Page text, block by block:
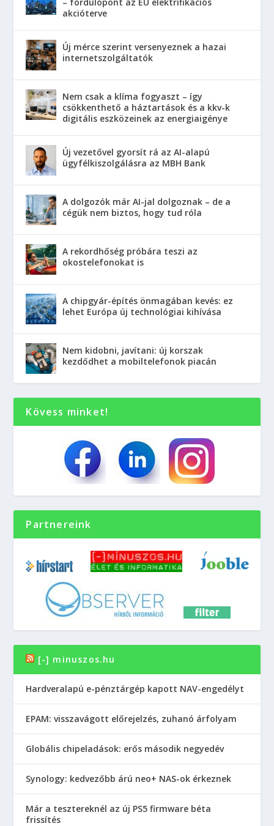
akcióterve
Új mérce szerint versenyeznek a hazai
internetszolgáltatók
Nem csak a klíma fogyaszt – így
csökkenthető a háztartások és a kkv-k
digitális eszközeinek az energiaigénye
Új vezetővel gyorsít rá az AI-alapú
ügyfélkiszolgálásra az MBH Bank
A dolgozók már AI-jal dolgoznak – de a
cégük nem biztos, hogy tud róla
A rekordhőség próbára teszi az
okostelefonokat is
A chipgyár-építés önmagában kevés: ez
lehet Európa új technológiai kihívása
Nem kidobni, javítani: új korszak
kezdődhet a mobiltelefonok piacán
Kövess minket!
Partnereink
[-] minuszos.hu
Hardveralapú e-pénztárgép kapott NAV-engedélyt
EPAM: visszavágott előrejelzés, zuhanó árfolyam
Globális chipeladások: erős második negyedév
Synology: kedvezőbb árú neo+ NAS-ok érkeznek
Már a tesztereknél az új PS5 firmware béta
frissítés